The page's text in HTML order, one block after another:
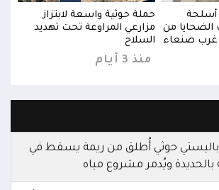
أسلحة
من
غرب صنعاء
حملة حوثية واسعة لابتزاز
مزارعي المراوعة تحت تهديد
السلاح
منذ 3 أيام
حوثي أُطلق من ريمة يسقط في
ويُدمر مشروع مياه